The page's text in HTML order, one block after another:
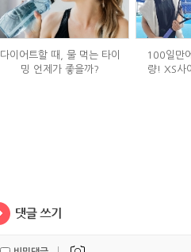
다이어트할 때, 물 먹는 타이
밍 언제가 좋을까?
100일만
량! XS사